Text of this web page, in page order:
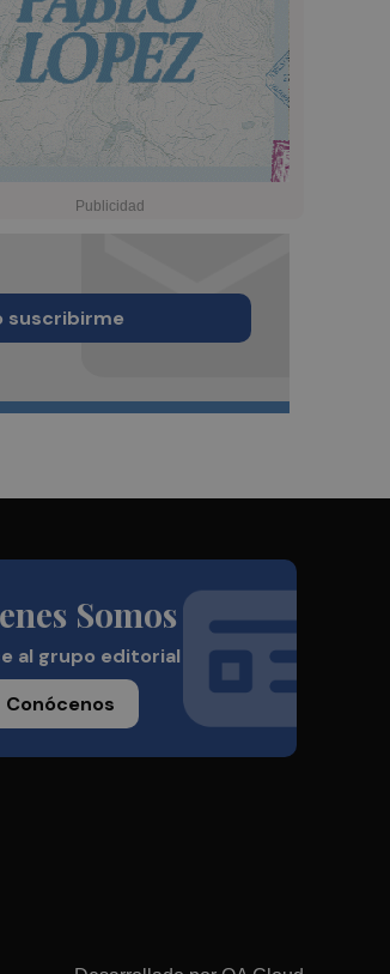
suscribirme
Somos
al grupo editorial
Conócenos